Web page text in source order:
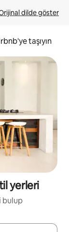
dilde göster
taşıyın
yerleri
bulup